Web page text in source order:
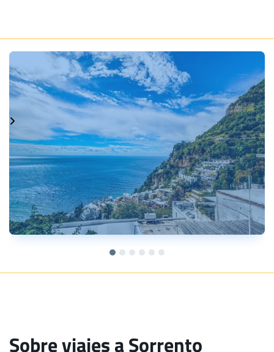
Sobre viajes a Sorrento